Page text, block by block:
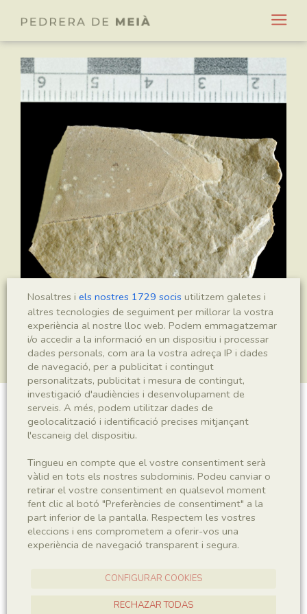
Plantae indet.
Sigla
MNHN 17449
Taxonomia
Nosaltres i els nostres 1729 socis utilitzem galetes i
altres tecnologies de seguiment per millorar la vostra
experiència al nostre lloc web. Podem emmagatzemar
i/o accedir a la informació en un dispositiu i processar
dades personals, com ara la vostra adreça IP i dades
de navegació, per a publicitat i contingut
personalitzats, publicitat i mesura de contingut,
investigació d'audiències i desenvolupament de
serveis. A més, podem utilitzar dades de
geolocalització i identificació precises mitjançant
l'escaneig del dispositiu.
Tingueu en compte que el vostre consentiment serà
vàlid en tots els nostres subdominis. Podeu canviar o
retirar el vostre consentiment en qualsevol moment
fent clic al botó "Preferències de consentiment" a la
part inferior de la pantalla. Respectem les vostres
eleccions i ens comprometem a oferir-vos una
experiència de navegació transparent i segura.
CONFIGURAR COOKIES
RECHAZAR TODAS